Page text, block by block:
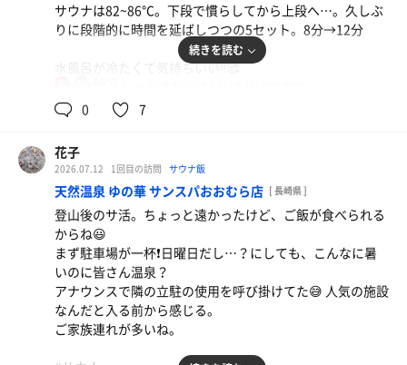
#休憩スペース
水風呂から0歩(笑)。出た段の上に座って休む。もちろん他
に人がいないからできること😊水をしっかりかけたタオル
呂横なので気にせずびちゃびちゃのまま。するとどうでし
してくれる❗️いつもはしばらくするとぬるくなるのに、ず
っと冷たい❗️🥰
手が気になれば、手桶に水を汲んで手を浸けて冷やせる
し、もう冷やし放題(笑)
こっちで正解でした😆
涼しくなったら、ぬるめの水風呂でも外気に当たって冷や
すという方法があるけど、夏は体が冷たい水風呂を欲しま
す‼️露天無くても冷たければ🆗❗️🙆
サウナ上がりのセブンティーンアイスもいただいて、脱衣
室に入って出るまで一人きりのサ活を終えました。私はあ
サウナは82~86℃。下段で慣らしてから上段へ…。久しぶ
りに段階的に時間を延ばしつつの5セット。8分→12分
水風呂が冷たくて気持ちいい‼️🥰
インフィニティ、ファイバーマットのベッド、藤編みベッ
ドなど多数、椅子も3種類くらいあってちゃんとオットマ
ン付き！
ただ、日陰は半分以下。途中から曇って良かった😆💕
安定のラピスパ❤️
続きを読む
0 7
花子
2026.07.12 1回目の訪問 サウナ飯
天然温泉 ゆの華 サンスパおおむら店 [ 長崎県 ]
登山後のサ活。ちょっと遠かったけど、ご飯が食べられる
からね😃
まず駐車場が一杯❗️日曜日だし…？にしても、こんなに暑
いのに皆さん温泉？
アナウンスで隣の立駐の使用を呼び掛けてた😅 人気の施設
なんだと入る前から感じる。
ご家族連れが多いね。